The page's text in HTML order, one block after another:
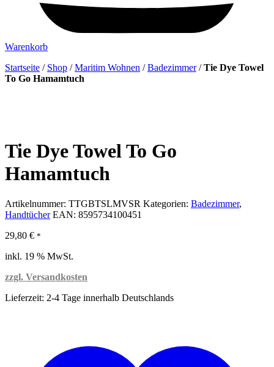
Warenkorb
Startseite / Shop /Maritim Wohnen /Badezimmer/Tie Dye Towel
To Go Hamamtuch
Tie Dye Towel To Go
Hamamtuch
Artikelnummer: TTGBTSLMVSR Kategorien: Badezimmer,
Handtücher EAN: 8595734100451
29,80 € *
inkl. 19 % MwSt.
zzgl. Versandkosten
Lieferzeit: 2-4 Tage innerhalb Deutschlands